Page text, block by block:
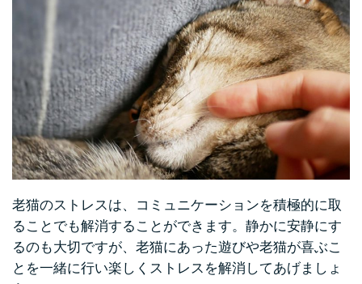
老猫のストレスは、コミュニケーションを積極的に取
ることでも解消することができます。静かに安静にす
るのも大切ですが、老猫にあった遊びや老猫が喜ぶこ
とを一緒に行い楽しくストレスを解消してあげましょ